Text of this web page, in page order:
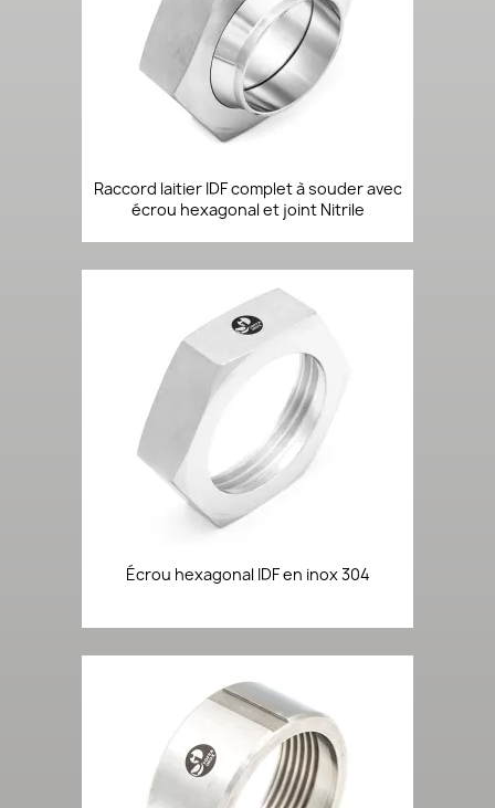
Raccord laitier IDF complet à souder avec
écrou hexagonal et joint Nitrile
Écrou hexagonal IDF en inox 304